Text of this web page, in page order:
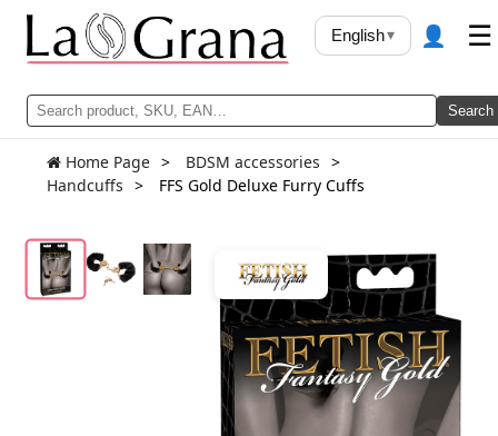
Search
English▾ 👤 ☰
Home Page
BDSM accessories
Handcuffs
FFS Gold Deluxe Furry Cuffs